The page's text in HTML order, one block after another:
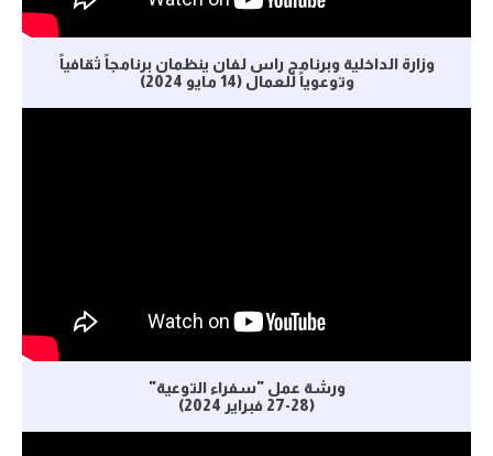
وزارة الداخلية وبرنامج راس لفان ينظمان برنامجاً ثقافياً
وتوعوياً للعمال (14 مايو 2024)
ورشة عمل "سفراء التوعية"
(27-28 فبراير 2024)